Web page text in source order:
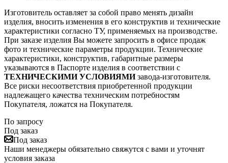
Изготовитель оставляет за собой право менять дизайн
изделия, вносить изменения в его конструктив и технические
характеристики согласно ТУ, применяемых на производстве.
При заказе изделия Вы можете запросить в офисе продаж
фото и технические параметры продукции. Технические
характеристики, конструктив, габаритные размеры
указываются в Паспорте изделия в соответствии с
ТЕХНИЧЕСКИМИ УСЛОВИЯМИзавода-изготовителя.
Все риски несоответствия приобретенной продукции
надлежащего качества техническим потребностям
Покупателя, ложатся на Покупателя.
По запросу
Под заказ
Под заказ
Наши менеджеры обязательно свяжутся с вами и уточнят
условия заказа